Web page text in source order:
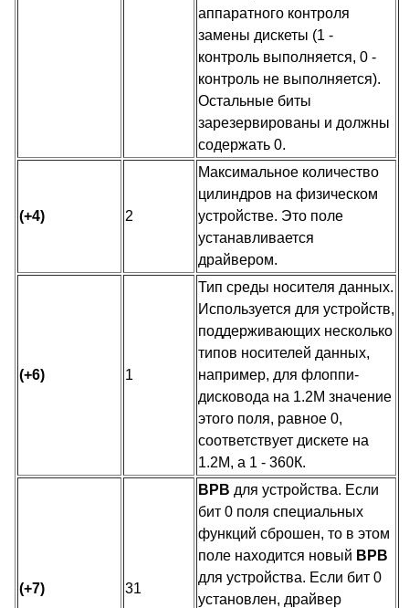
аппаратного контроля
замены дискеты (1 -
контроль выполняется, 0 -
контроль не выполняется).
Остальные биты
зарезервированы и должны
содержать 0.
(+4) 2
Максимальное количество
цилиндров на физическом
устройстве. Это поле
устанавливается
драйвером.
(+6) 1
Тип среды носителя данных.
Используется для устройств,
поддерживающих несколько
типов носителей данных,
например, для флоппи-
дисковода на 1.2М значение
этого поля, равное 0,
соответствует дискете на
1.2М, а 1 - 360К.
(+7) 31
BPB для устройства. Если
бит 0 поля специальных
функций сброшен, то в этом
поле находится новый BPB
для устройства. Если бит 0
установлен, драйвер